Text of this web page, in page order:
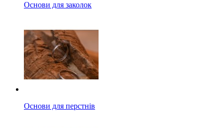
Основи для заколок
Основи для перстнів